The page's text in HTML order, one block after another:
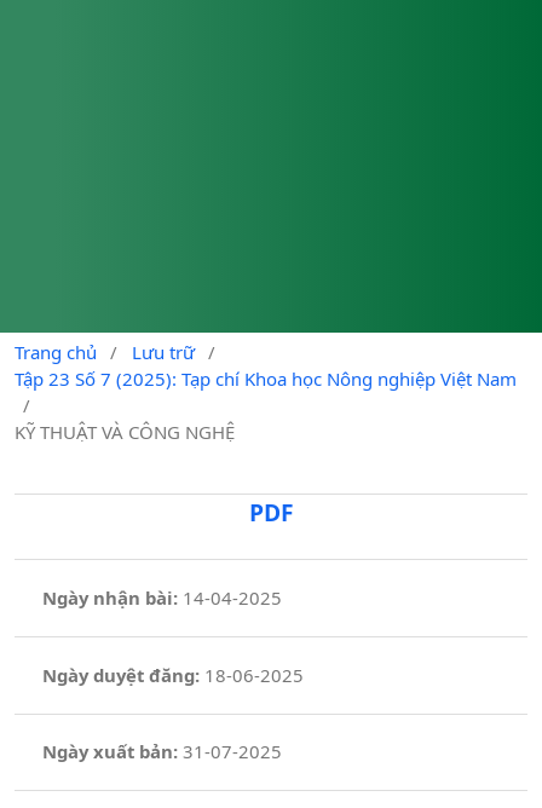
Trang chủ / Lưu trữ /
Tập 23 Số 7 (2025): Tạp chí Khoa học Nông nghiệp Việt Nam
/
KỸ THUẬT VÀ CÔNG NGHỆ
PDF
Ngày nhận bài: 14-04-2025
Ngày duyệt đăng:18-06-2025
Ngày xuất bản: 31-07-2025